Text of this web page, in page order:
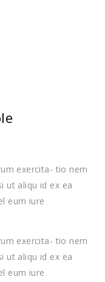
exercita- tio nem
ut aliqu id ex ea
eum iure
exercita- tio nem
ut aliqu id ex ea
eum iure